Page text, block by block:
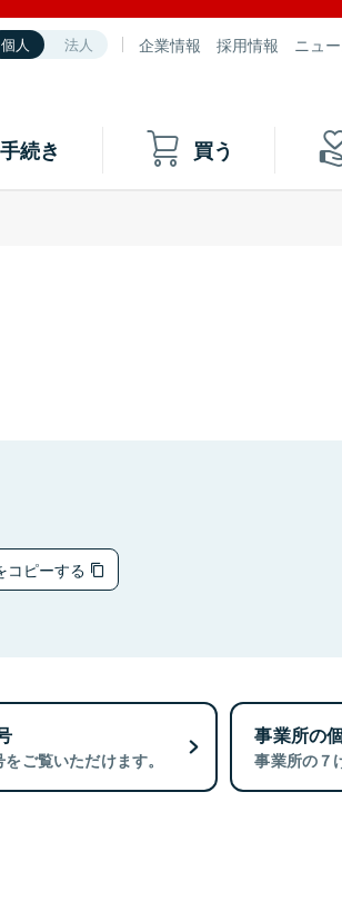
個人 法人 企業情報 採用情報 ニュ
続き 買う
コピーする
ご覧いただけます。
事業所の
事業所の７